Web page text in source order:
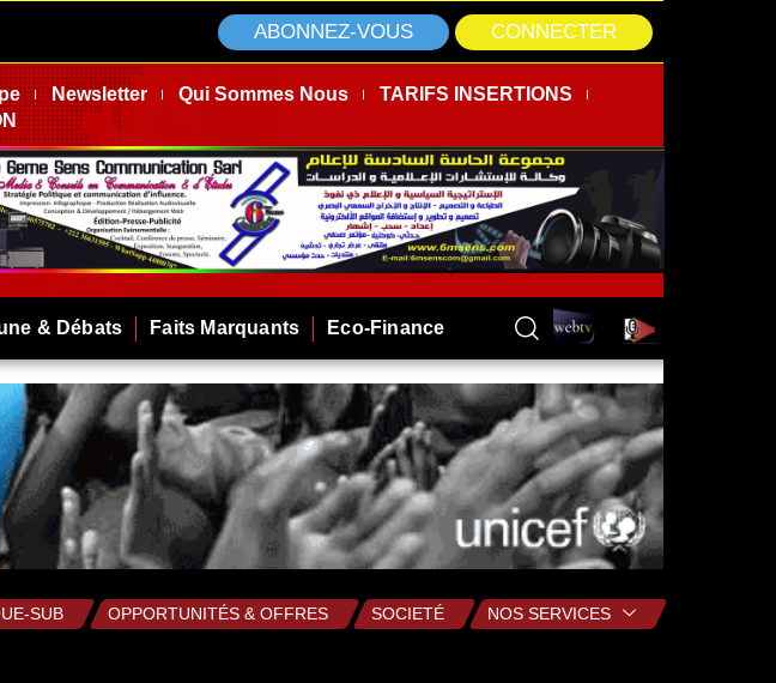
ABONNEZ-VOUS CONNECTER
Newsletter Qui Sommes Nous
TARIFS INSERTIONS
& Débats Faits Marquants Eco-Finance
SUB OPPORTUNITÉS & OFFRES SOCIETÉ
NOS SERVICES